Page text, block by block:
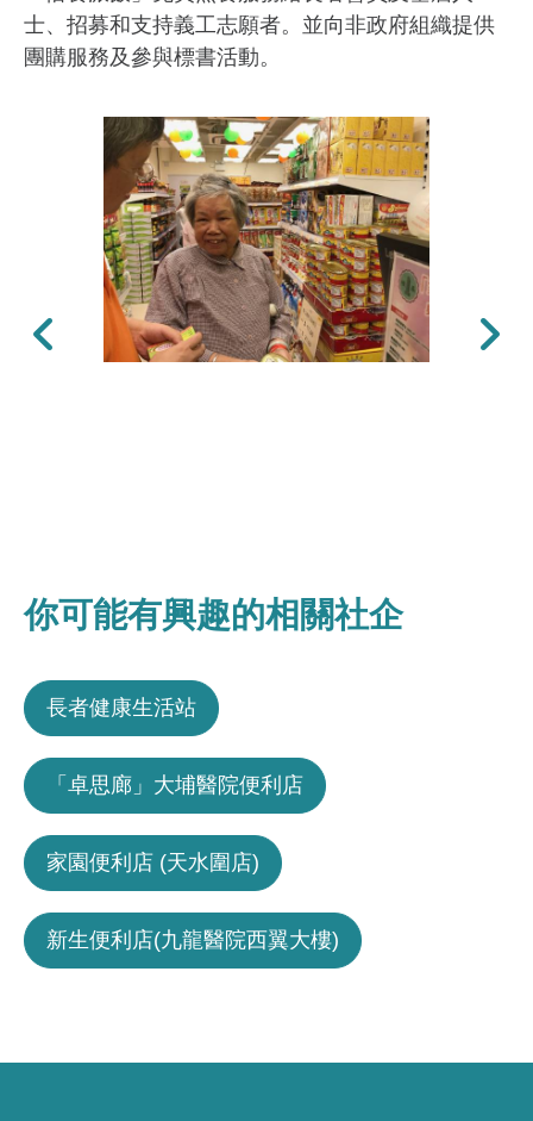
士、招募和支持義工志願者。並向非政府組織提供
團購服務及參與標書活動。
上一張 下一張
你可能有興趣的相關社企
長者健康生活站
「卓思廊」大埔醫院便利店
家園便利店 (天水圍店)
新生便利店(九龍醫院西翼大樓)